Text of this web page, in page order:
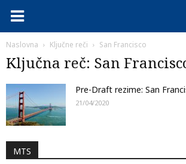
Naslovna Ključne reči San Francisco
Ključna reč: San
Pre-Draft rezime: San
21/04/2020
MTS